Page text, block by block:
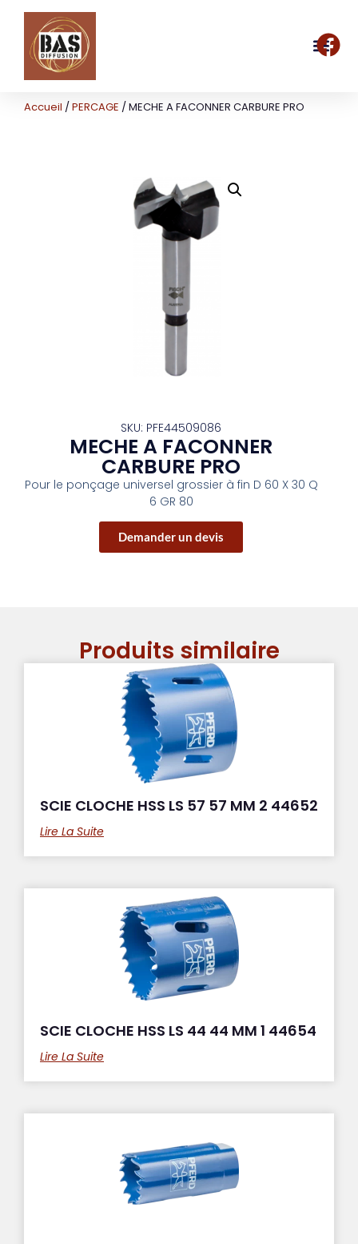
Accueil /PERCAGE / MECHE A FACONNER CARBURE PRO
SKU: PFE44509086
MECHE A FACONNER
CARBURE PRO
Pour le ponçage universel grossier à fin D 60 X 30 Q
6 GR 80
Demander un devis
Produits similaire
SCIE CLOCHE HSS LS 57 57 MM 2 44652
Lire La Suite
SCIE CLOCHE HSS LS 44 44 MM 1 44654
Lire La Suite